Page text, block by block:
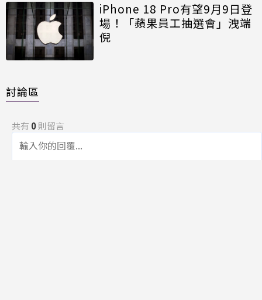
iPhone 18 Pro有望9月9日登
場！「蘋果員工抽選會」洩端
倪
討論區
共有 0則留言